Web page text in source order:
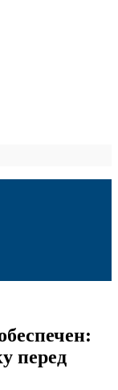
перед